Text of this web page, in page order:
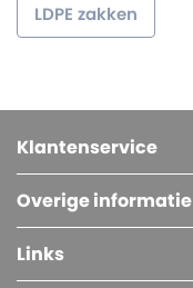
LDPE zakken
Klantenservice
Overige informatie
Links